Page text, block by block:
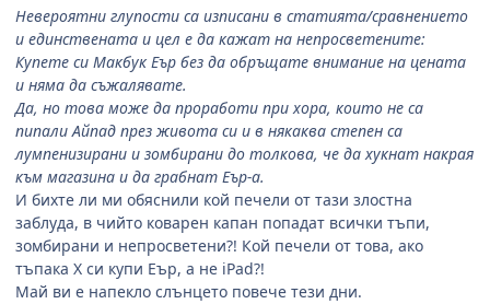
Невероятни глупости са изписани в статията/сравнението
и единствената и цел е да кажат на непросветените:
Купете си Макбук Еър без да обръщате внимание на цената
и няма да съжалявате.
Да, но това може да проработи при хора, които не са
пипали Айпад през живота си и в някаква степен са
лумпенизирани и зомбирани до толкова, че да хукнат накрая
към магазина и да грабнат Еър-а.
И бихте ли ми обяснили кой печели от тази злостна
заблуда, в чийто коварен капан попадат всички тъпи,
зомбирани и непросветени?! Кой печели от това, ако
тъпака Х си купи Еър, а не iPad?!
Май ви е напекло слънцето повече тези дни.